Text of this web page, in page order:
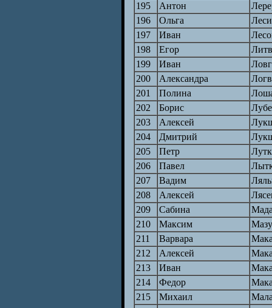
195
Антон
196
Ольга
197
Иван
198
Егор
199
Иван
200
Александра
201
Полина
202
Борис
203
Алексей
204
Дмитрий
205
Петр
206
Павел
207
Вадим
208
Алексей
209
Сабина
210
Максим
211
Варвара
212
Алексей
213
Иван
214
Федор
215
Михаил